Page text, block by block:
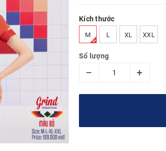
Kích thước
M L XL XXL
Số lượng
– +